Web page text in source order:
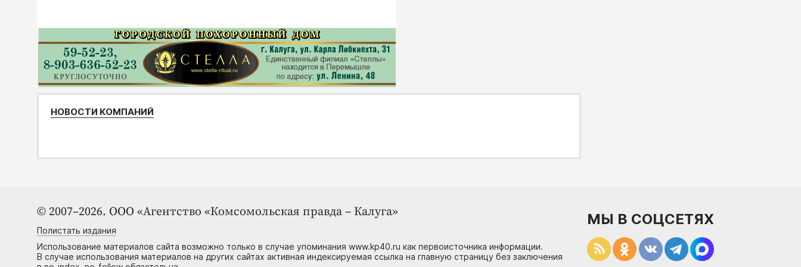
НОВОСТИ КОМПАНИЙ
© 2007–2026. ООО «Агентство «Комсомольская правда – Калуга»
Полистать издания
Использование материалов сайта возможно только в случае упоминания www.kp40.ru как первоисточника информации.
В случае использования материалов на других сайтах активная индексируемая ссылка на главную страницу без заключения
МЫ В СОЦСЕТЯХ